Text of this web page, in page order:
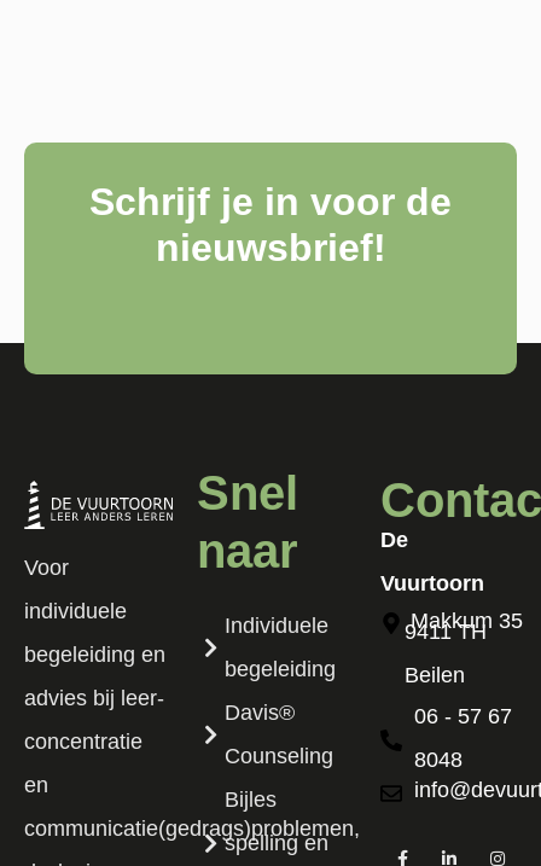
Schrijf je in voor de
nieuwsbrief!
Voor
individuele
begeleiding en
advies bij leer-
concentratie
en
communicatie(gedrags)problemen,
Snel
naar
Individuele
begeleiding
Davis®
Counseling
Bijles
spelling en
De
Vuurtoorn
Makkum 35
9411 TH
Beilen
06 - 57 67
8048